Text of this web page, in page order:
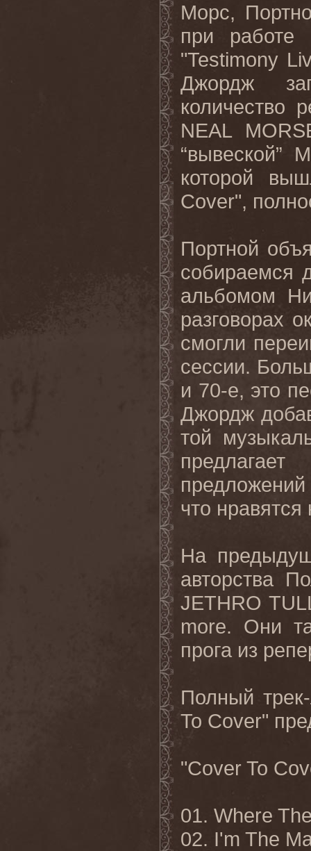
Морс,
при работе
"Testimony
Джордж
количество
NEAL
“вывеской”
которой
Cover",
Портной
собираемся
альбомом
разговорах
смогли
сессии.
и 70-е, это
Джордж
той
что
На
авторства
JETHRO
more. Они
прога из
Полный
To Cover"
"Cover To
01. Where
02. I'm The